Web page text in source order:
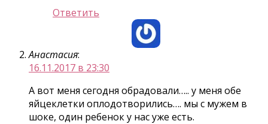
Ответить
Анастасия:
16.11.2017 в 23:30
А вот меня сегодня обрадовали….. у меня обе
яйцеклетки оплодотворились…. мы с мужем в
шоке, один ребенок у нас уже есть.